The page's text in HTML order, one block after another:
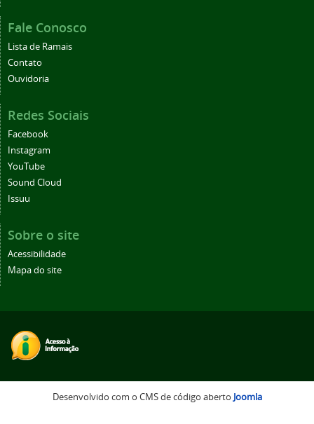
Fale Conosco
Lista de Ramais
Contato
Ouvidoria
Redes Sociais
Facebook
Instagram
YouTube
Sound Cloud
Issuu
Sobre o site
Acessibilidade
Mapa do site
Desenvolvido com o CMS de código aberto Joomla